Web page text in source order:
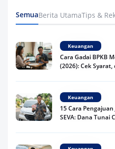
SemuaBerita UtamaTips &
Keuangan
Cara Gadai BPKB
(2026): Cek
Keuangan
15 Cara
SEVA: Dana Tunai